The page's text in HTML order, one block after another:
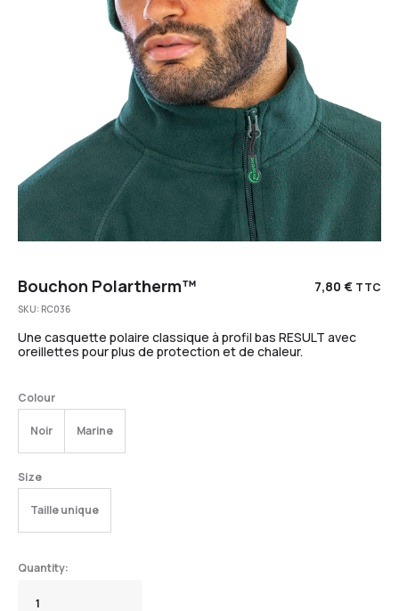
Bouchon Polartherm™ 7,80 € TTC
SKU: RC036
Une casquette polaire classique à profil bas RESULT avec
oreillettes pour plus de protection et de chaleur.
Colour
Noir Marine
Size
Taille unique